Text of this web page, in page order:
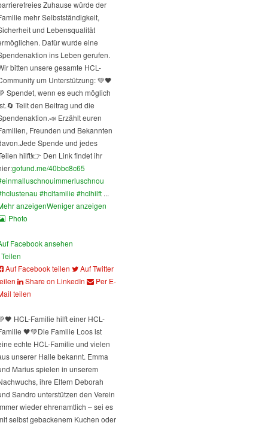
Zuhause würde der
mehr Selbstständigkeit,
und Lebensqualität
Dafür wurde eine
ins Leben gerufen.
bitten unsere gesamte HCL-
um Unterstützung: 💚🖤
Spendet, wenn es euch möglich
🔄 Teilt den Beitrag und die
📣 Erzählt euren
Freunden und Bekannten
Jede Spende und jedes
hilft!👉 Den Link findet ihr
gofund.me/40bbc8c65
#hclfamilie#hclhilft ...
anzeigenWeniger anzeigen
Photo
Facebook ansehen
Teilen
Auf Facebook teilen
Auf Twitter
Share on LinkedIn
Per E-
teilen
HCL-Familie hilft einer HCL-
🖤💚Die Familie Loos ist
echte HCL-Familie und vielen
unserer Halle bekannt. Emma
Marius spielen in unserem
ihre Eltern Deborah
Sandro unterstützen den Verein
wieder ehrenamtlich – sei es
selbst gebackenem Kuchen oder